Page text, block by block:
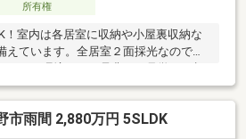
所有権
！室内は各居室に収納や小屋裏収納な
えています。全居室２面採光なので明
市雨間 2,880万円 5SLDK